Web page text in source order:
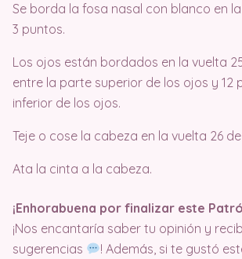
Se borda la fosa nasal con blanco en la
3 puntos.
Los ojos están bordados en la vuelta
entre la parte superior de los ojos y 12
inferior de los ojos.
Teje o cose la cabeza en la vuelta 26
Ata la cinta a la cabeza.
¡Enhorabuena por finalizar este
¡Nos encantaría saber tu opinión y
sugerencias
! Además, si te gustó